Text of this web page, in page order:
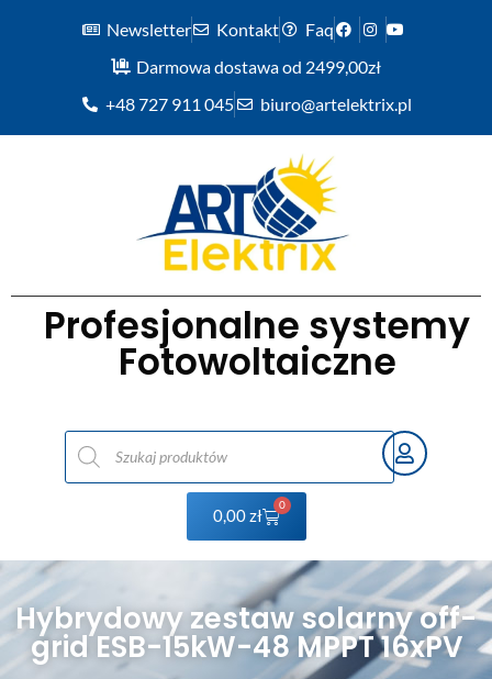
Newsletter Kontakt
Faq
Darmowa dostawa od 2499,00zł
+48 727 911 045
biuro@artelektrix.pl
Profesjonalne systemy
Fotowoltaiczne
0,00zł
0
Hybrydowy zestaw solarny off-
grid ESB-15kW-48 MPPT 16xPV